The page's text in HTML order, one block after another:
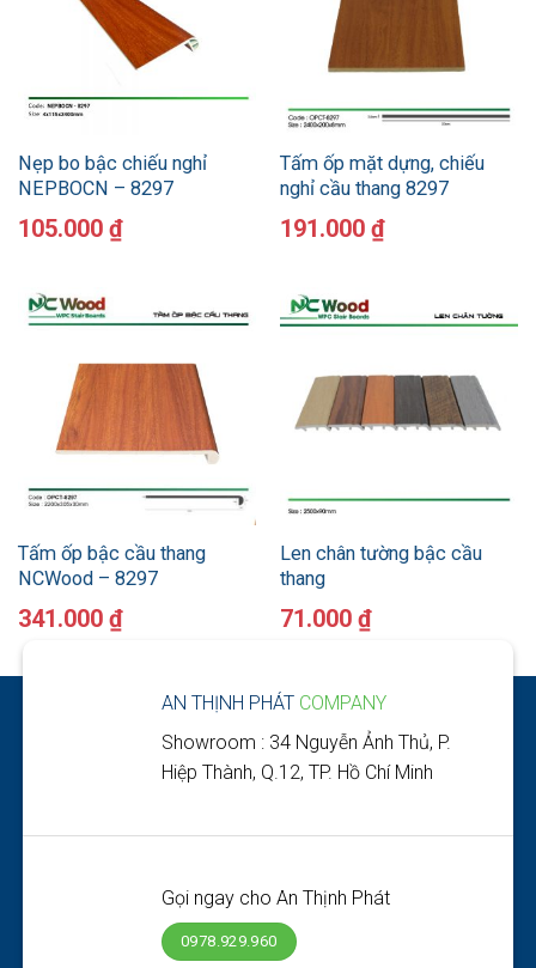
Nẹp bo bậc chiếu nghỉ
NEPBOCN – 8297
105.000 ₫
Tấm ốp mặt dựng, chiếu
nghỉ cầu thang 8297
191.000 ₫
Tấm ốp bậc cầu thang
NCWood – 8297
341.000 ₫
Len chân tường bậc cầu
thang
71.000 ₫
AN THỊNH PHÁT COMPANY
Showroom : 34 Nguyễn Ảnh Thủ, P.
Hiệp Thành, Q.12, TP. Hồ Chí Minh
Gọi ngay cho An Thịnh Phát
0978.929.960